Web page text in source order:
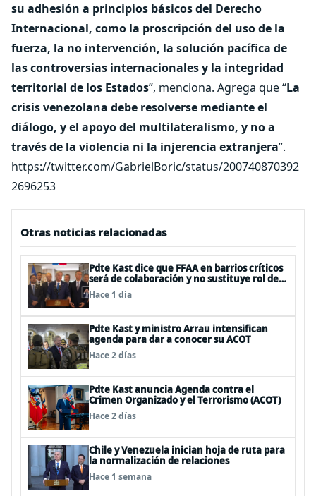
su adhesión a principios básicos del Derecho
Internacional, como la proscripción del uso de la
fuerza, la no intervención, la solución pacífica de
las controversias internacionales y la integridad
territorial de los Estados”, menciona. Agrega que “La
crisis venezolana debe resolverse mediante el
diálogo, y el apoyo del multilateralismo, y no a
través de la violencia ni la injerencia extranjera”.
https://twitter.com/GabrielBoric/status/200740870392
2696253
Otras noticias relacionadas
Pdte Kast dice que FFAA en barrios críticos
será de colaboración y no sustituye rol de
policías en control del orden público
Hace 1 día
Pdte Kast y ministro Arrau intensifican
agenda para dar a conocer su ACOT
Hace 2 días
Pdte Kast anuncia Agenda contra el
Crimen Organizado y el Terrorismo (ACOT)
Hace 2 días
Chile y Venezuela inician hoja de ruta para
la normalización de relaciones
Hace 1 semana